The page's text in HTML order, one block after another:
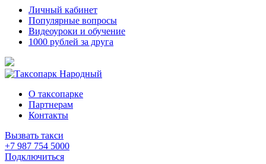
Личный кабинет
Популярные вопросы
Видеоуроки и обучение
1000 рублей за друга
О таксопарке
Партнерам
Контакты
Вызвать такси
+7 987 754 5000
Подключиться